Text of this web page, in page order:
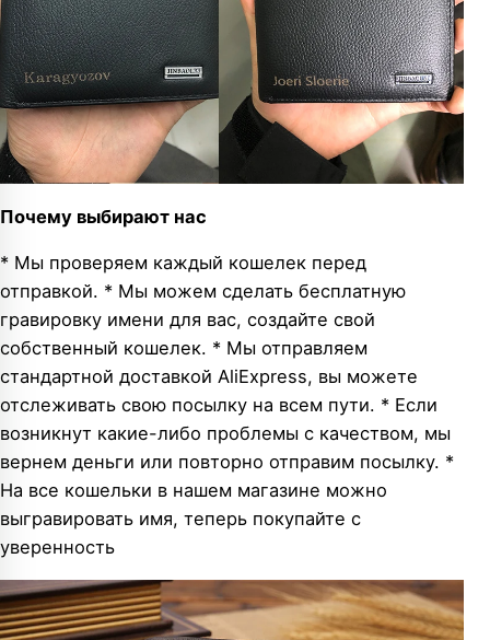
Почему выбирают нас
* Мы проверяем каждый кошелек перед
отправкой. * Мы можем сделать бесплатную
гравировку имени для вас, создайте свой
собственный кошелек. * Мы отправляем
стандартной доставкой AliExpress, вы можете
отслеживать свою посылку на всем пути. * Если
возникнут какие-либо проблемы с качеством, мы
вернем деньги или повторно отправим посылку. *
На все кошельки в нашем магазине можно
выгравировать имя, теперь покупайте с
уверенность